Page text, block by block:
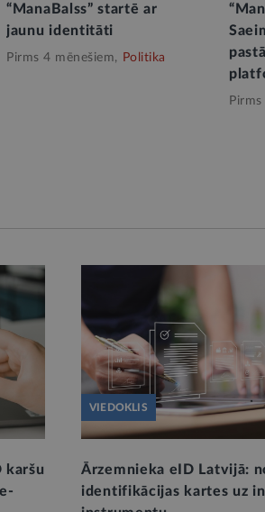
“ManaBalss” startē ar
jaunu identitāti
Pirms 4 mēnešiem, Politika
karšu
VIEDOKLIS
Ārzemnieka eID Latvijā:
identifikācijas kartes uz